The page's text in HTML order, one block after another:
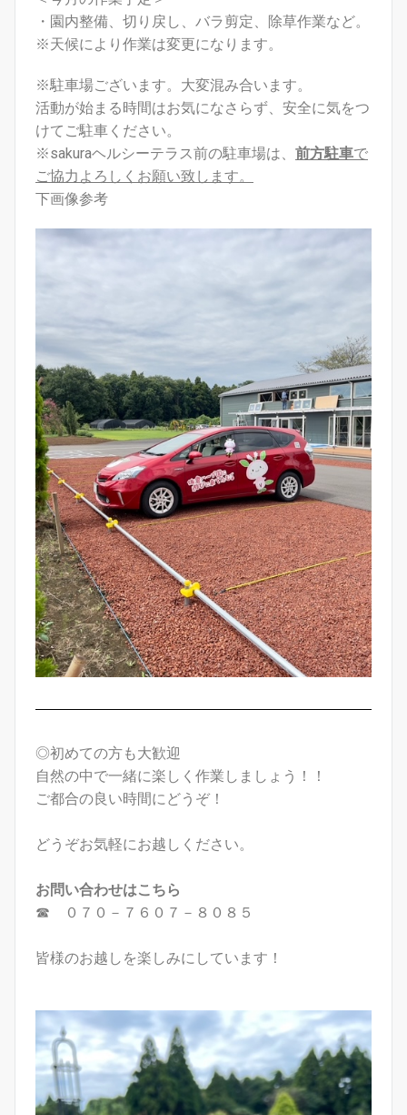
・園内整備、 切り戻し、バラ剪定、除草作業など。
※天候により作業は変更になります。
※駐車場ございます。大変混み合います。
活動が始まる時間はお気になさらず、安全に気をつ
けてご駐車ください。
※sakuraヘルシーテラス前の駐車場は、 前方駐車で
ご協力よろしくお願い致します。
下画像参考
◎初めての方も大歓迎
自然の中で一緒に楽しく作業しましょう！！
ご都合の良い時間にどうぞ！
どうぞお気軽にお越しください。
お問い合わせはこちら
☎ ０７０－７６０７－８０８５
皆様のお越しを楽しみにしています！